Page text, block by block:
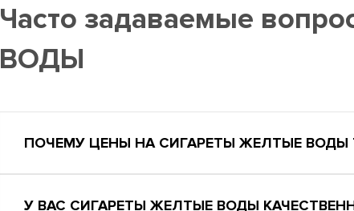
Часто задаваемые
ВОДЫ
ПОЧЕМУ ЦЕНЫ НА СИГАРЕТЫ ЖЕЛТЫЕ ВОДЫ
У ВАС СИГАРЕТЫ ЖЕЛТЫЕ ВОДЫ